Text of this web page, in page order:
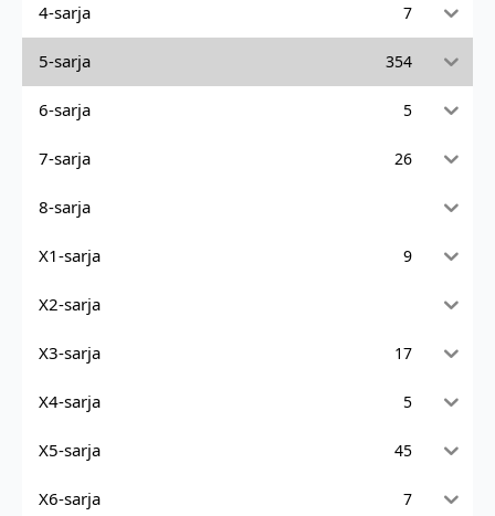
4-sarja 7
5-sarja 354
6-sarja 5
7-sarja 26
8-sarja
X1-sarja 9
X2-sarja
X3-sarja 17
X4-sarja 5
X5-sarja 45
X6-sarja 7